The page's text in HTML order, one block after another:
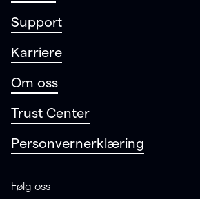
Support
Karriere
Om oss
Trust Center
Personvernerklæring
Følg oss